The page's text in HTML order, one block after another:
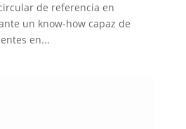
de referencia en
un know-how capaz de
en...